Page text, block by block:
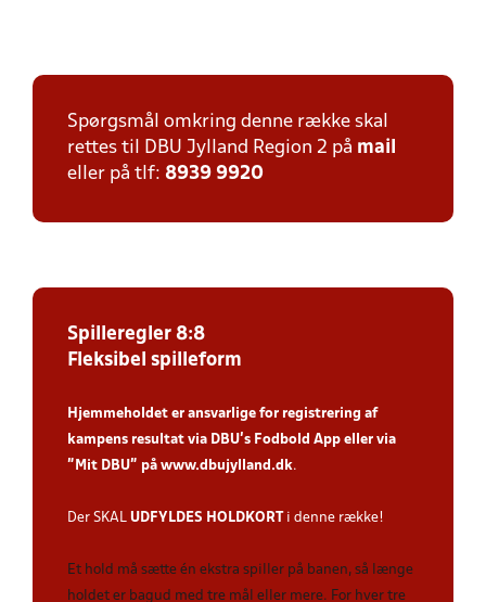
Spørgsmål omkring denne række skal
rettes til DBU Jylland Region 2 på mail
eller på tlf: 8939 9920
Spilleregler 8:8
Fleksibel spilleform
Hjemmeholdet er ansvarlige for registrering af
kampens resultat via DBU’s Fodbold App eller via
”Mit DBU” på www.dbujylland.dk.
Der SKAL UDFYLDES HOLDKORTi denne række!
Et hold må sætte én ekstra spiller på banen, så længe
holdet er bagud med tre mål eller mere. For hver tre